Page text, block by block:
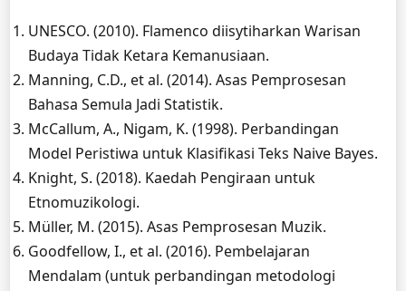
UNESCO. (2010). Flamenco diisytiharkan Warisan
Budaya Tidak Ketara Kemanusiaan.
Manning, C.D., et al. (2014). Asas Pemprosesan
Bahasa Semula Jadi Statistik.
McCallum, A., Nigam, K. (1998). Perbandingan
Model Peristiwa untuk Klasifikasi Teks Naive Bayes.
Knight, S. (2018). Kaedah Pengiraan untuk
Etnomuzikologi.
Müller, M. (2015). Asas Pemprosesan Muzik.
Goodfellow, I., et al. (2016). Pembelajaran
Mendalam (untuk perbandingan metodologi